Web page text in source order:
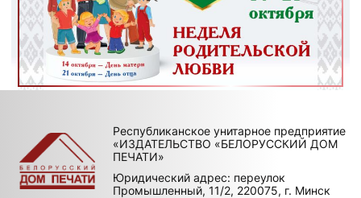
Республиканское унитарное предприятие
«ИЗДАТЕЛЬСТВО «БЕЛОРУССКИЙ ДОМ
ПЕЧАТИ»
Юридический адрес: переулок
Промышленный, 11/2, 220075, г. Минск